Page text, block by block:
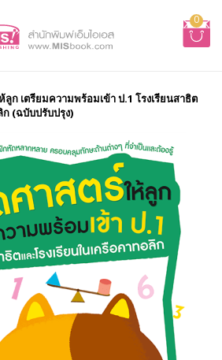
0
ก เตรียมความพร้อมเข้า ป.1 โรงเรียนสาธิต
ก (ฉบับปรับปรุง)